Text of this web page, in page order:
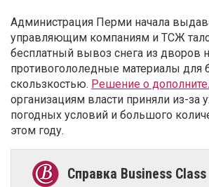
Администрация Перми начала
управляющим компаниям и ТСЖ
бесплатный вывоз снега из дворов
противогололедные материалы для
скользкостью. Решение о
организациям власти приняли из-за
погодных условий и большого
этом году.